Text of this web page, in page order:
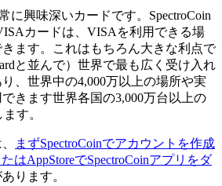
に興味深いカードです。SpectroCoin
カードは、VISAを利用できる場
ます。これはもちろん大きな利点で
と並んで）世界で最も広く受け入れ
、世界中の4,000万以上の場所や実
きます世界各国の3,000万台以上の
す。
まずSpectroCoinでアカウントを作成
はAppStoreでSpectroCoinアプリをダ
ります。